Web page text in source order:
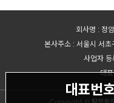
대표번
회사명 : 정
본사주소 : 서울시 서
사업자
대